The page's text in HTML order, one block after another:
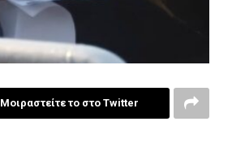
Μοιραστείτε το στο Twitter